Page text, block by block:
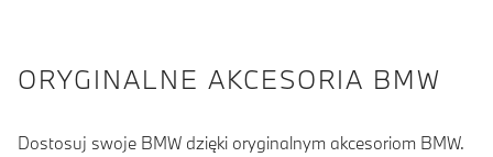
ORYGINALNE AKCESORIA BMW
Dostosuj swoje BMW dzięki oryginalnym akcesoriom BMW.